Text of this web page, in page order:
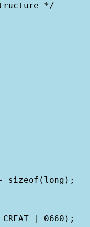
*/
sizeof(long);
| 0660);